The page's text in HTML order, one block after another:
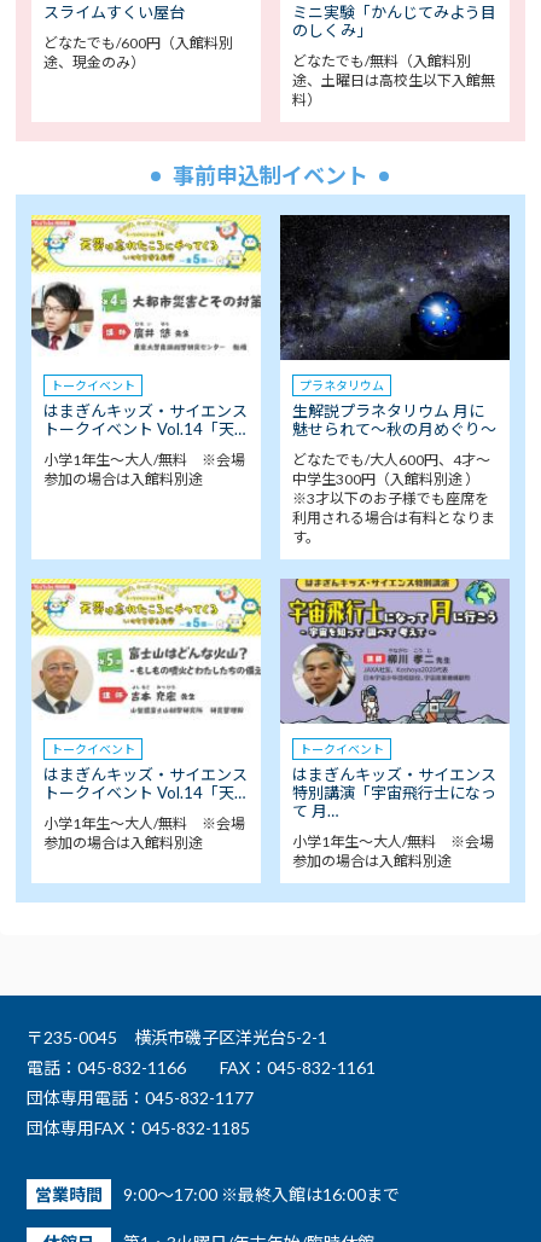
スライムすくい屋台
どなたでも/600円（入館料別
途、現金のみ）
ミニ実験「かんじてみよう目
のしくみ」
どなたでも/無料（入館料別
途、土曜日は高校生以下入館無
料）
事前申込制イベント
トークイベント
はまぎんキッズ・サイエンス
トークイベント Vol.14「天…
小学1年生～大人/無料 ※会場
参加の場合は入館料別途
プラネタリウム
生解説プラネタリウム 月に
魅せられて～秋の月めぐり～
どなたでも/大人600円、4才～
中学生300円（入館料別途 ）
※3才以下のお子様でも座席を
利用される場合は有料となりま
す。
トークイベント
はまぎんキッズ・サイエンス
トークイベント Vol.14「天…
小学1年生～大人/無料 ※会場
参加の場合は入館料別途
トークイベント
はまぎんキッズ・サイエンス
特別講演「宇宙飛行士になっ
て 月…
小学1年生～大人/無料 ※会場
参加の場合は入館料別途
〒235-0045 横浜市磯子区洋光台5-2-1
電話：045-832-1166
FAX：045-832-1161
団体専用電話：045-832-1177
団体専用FAX：045-832-1185
営業時間 9:00～17:00 ※最終入館は16:00まで